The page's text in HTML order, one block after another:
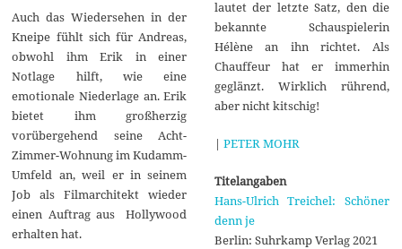
Auch das Wiedersehen in der
Kneipe fühlt sich für Andreas,
obwohl ihm Erik in einer
Notlage hilft, wie eine
emotionale Niederlage an. Erik
bietet ihm großherzig
vorübergehend seine Acht-
Zimmer-Wohnung im Kudamm-
Umfeld an, weil er in seinem
Job als Filmarchitekt wieder
einen Auftrag aus Hollywood
erhalten hat.
lautet der letzte Satz, den die
bekannte Schauspielerin
Hélène an ihn richtet. Als
Chauffeur hat er immerhin
geglänzt. Wirklich rührend,
aber nicht kitschig!
| PETER MOHR
Titelangaben
Hans-Ulrich Treichel: Schöner
denn je
Berlin: Suhrkamp Verlag 2021